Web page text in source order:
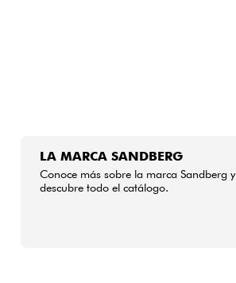
LA MARCA SANDBERG
Conoce más sobre la marca Sandberg y
descubre todo el catálogo.